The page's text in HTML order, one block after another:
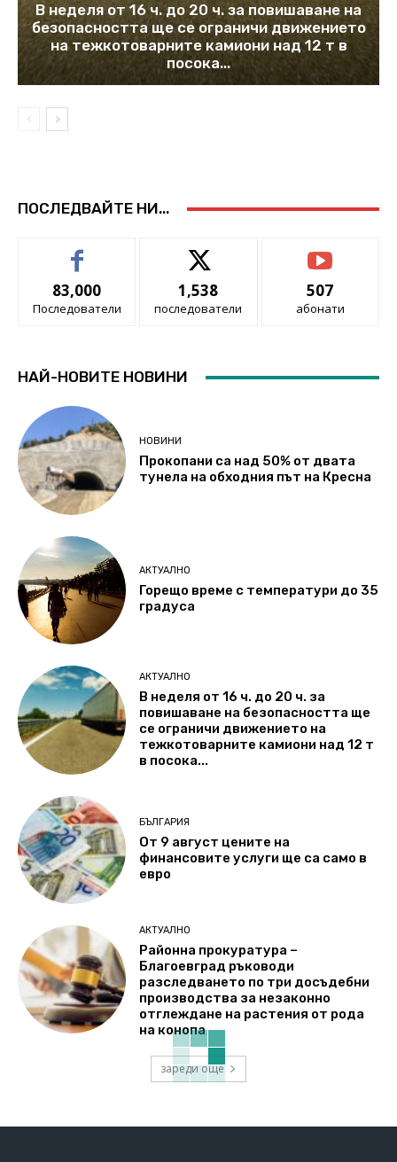
В неделя от 16 ч. до 20 ч. за повишаване на
безопасността ще се ограничи движението
на тежкотоварните камиони над 12 т в
посока...
ПОСЛЕДВАЙТЕ НИ...
83,000
Последователи
1,538
последователи
507
абонати
НАЙ-НОВИТЕ НОВИНИ
НОВИНИ
Прокопани са над 50% от двата
тунела на обходния път на Кресна
АКТУАЛНО
Горещо време с температури до 35
градуса
АКТУАЛНО
В неделя от 16 ч. до 20 ч. за
повишаване на безопасността ще
се ограничи движението на
тежкотоварните камиони над 12 т
в посока...
БЪЛГАРИЯ
От 9 август цените на
финансовите услуги ще са само в
евро
АКТУАЛНО
Районна прокуратура –
Благоевград ръководи
разследването по три досъдебни
производства за незаконно
отглеждане на растения от рода
на конопа
зареди още